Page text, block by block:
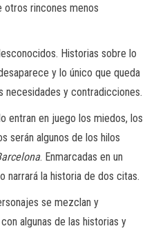
otros rincones menos
Historias sobre lo
y lo único que queda
necesidades y contradicciones.
entran en juego los miedos, los
serán algunos de los hilos
. Enmarcadas en un
narrará la historia de dos citas.
se mezclan y
algunas de las historias y